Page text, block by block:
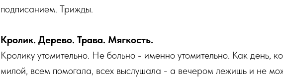
подписанием. Трижды.
Кролик. Дерево. Трава. Мягкость.
Кролику утомительно. Не больно - именно утомительно. Как день,
милой, всем помогала, всех выслушала - а вечером лежишь и не